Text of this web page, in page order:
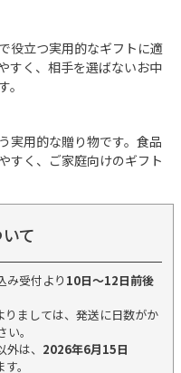
役立つ実用的なギフトに適
すく、相手を選ばないお中
実用的な贈り物です。食品
すく、ご家庭向けのギフト
て
み受付より 10日～12日前後
ましては、発送に日数がか
。
は、 2026年6月15日
。